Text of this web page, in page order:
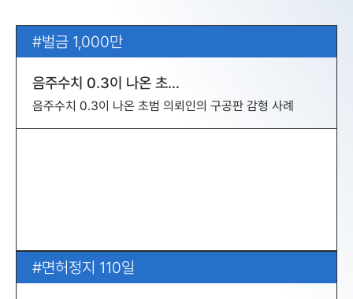
벌금 1,000만
음주수치 0.3이 나온 초…
음주수치 0.3이 나온 초범 의뢰인의 구공판 감형 사례
면허정지 110일